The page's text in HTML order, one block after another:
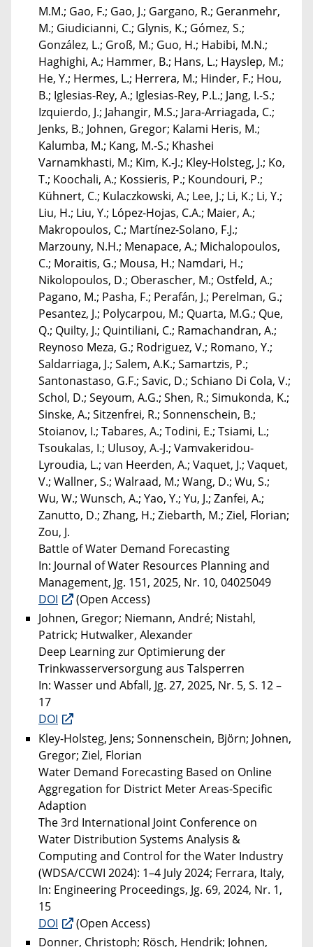
M.M.; Gao, F.; Gao, J.; Gargano, R.; Geranmehr,
M.; Giudicianni, C.; Glynis, K.; Gómez, S.;
González, L.; Groß, M.; Guo, H.; Habibi, M.N.;
Haghighi, A.; Hammer, B.; Hans, L.; Hayslep, M.;
He, Y.; Hermes, L.; Herrera, M.; Hinder, F.; Hou,
B.; Iglesias-Rey, A.; Iglesias-Rey, P.L.; Jang, I.-S.;
Izquierdo, J.; Jahangir, M.S.; Jara-Arriagada, C.;
Jenks, B.; Johnen, Gregor; Kalami Heris, M.;
Kalumba, M.; Kang, M.-S.; Khashei
Varnamkhasti, M.; Kim, K.-J.; Kley-Holsteg, J.; Ko,
T.; Koochali, A.; Kossieris, P.; Koundouri, P.;
Kühnert, C.; Kulaczkowski, A.; Lee, J.; Li, K.; Li, Y.;
Liu, H.; Liu, Y.; López-Hojas, C.A.; Maier, A.;
Makropoulos, C.; Martínez-Solano, F.J.;
Marzouny, N.H.; Menapace, A.; Michalopoulos,
C.; Moraitis, G.; Mousa, H.; Namdari, H.;
Nikolopoulos, D.; Oberascher, M.; Ostfeld, A.;
Pagano, M.; Pasha, F.; Perafán, J.; Perelman, G.;
Pesantez, J.; Polycarpou, M.; Quarta, M.G.; Que,
Q.; Quilty, J.; Quintiliani, C.; Ramachandran, A.;
Reynoso Meza, G.; Rodriguez, V.; Romano, Y.;
Saldarriaga, J.; Salem, A.K.; Samartzis, P.;
Santonastaso, G.F.; Savic, D.; Schiano Di Cola, V.;
Schol, D.; Seyoum, A.G.; Shen, R.; Simukonda, K.;
Sinske, A.; Sitzenfrei, R.; Sonnenschein, B.;
Stoianov, I.; Tabares, A.; Todini, E.; Tsiami, L.;
Tsoukalas, I.; Ulusoy, A.-J.; Vamvakeridou-
Lyroudia, L.; van Heerden, A.; Vaquet, J.; Vaquet,
V.; Wallner, S.; Walraad, M.; Wang, D.; Wu, S.;
Wu, W.; Wunsch, A.; Yao, Y.; Yu, J.; Zanfei, A.;
Zanutto, D.; Zhang, H.; Ziebarth, M.; Ziel, Florian;
Zou, J.
Battle of Water Demand Forecasting
In: Journal of Water Resources Planning and
Management, Jg. 151, 2025, Nr. 10, 04025049
DOI
(Open Access)
Johnen, Gregor; Niemann, André; Nistahl,
Patrick; Hutwalker, Alexander
Deep Learning zur Optimierung der
Trinkwasserversorgung aus Talsperren
In: Wasser und Abfall, Jg. 27, 2025, Nr. 5, S. 12 –
17
DOI
Kley-Holsteg, Jens; Sonnenschein, Björn; Johnen,
Gregor; Ziel, Florian
Water Demand Forecasting Based on Online
Aggregation for District Meter Areas-Specific
Adaption
The 3rd International Joint Conference on
Water Distribution Systems Analysis &
Computing and Control for the Water Industry
(WDSA/CCWI 2024): 1–4 July 2024; Ferrara, Italy,
In: Engineering Proceedings, Jg. 69, 2024, Nr. 1,
15
DOI
(Open Access)
Donner, Christoph; Rösch, Hendrik; Johnen,